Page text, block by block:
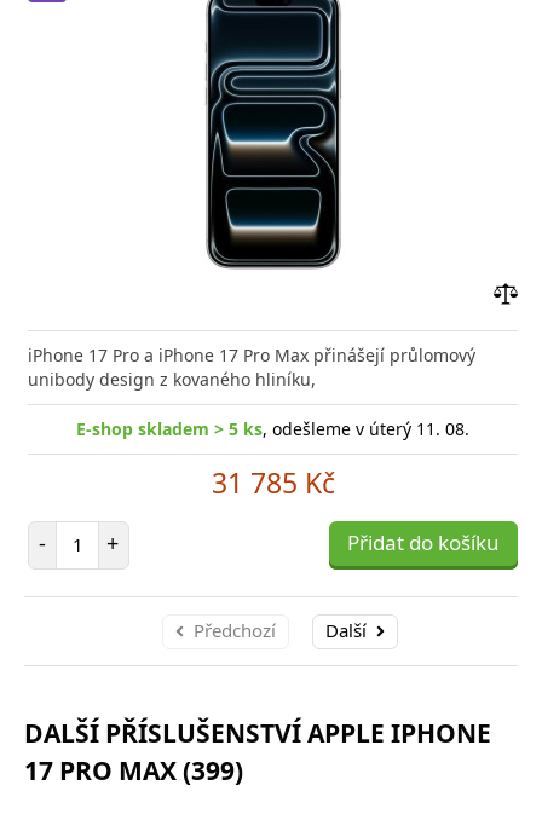
iPhone 17 Pro a iPhone 17 Pro Max přinášejí průlomový
unibody design z kovaného hliníku,
E-shop skladem > 5 ks, odešleme v úterý 11. 08.
31 785 Kč
- Počet položek
+ Přidat do košíku
Předchozí Další
DALŠÍ PŘÍSLUŠENSTVÍ APPLE IPHONE
17 PRO MAX (399)